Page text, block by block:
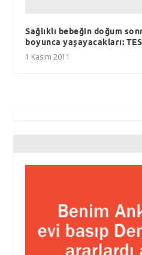
Sağlıklı bebeğin doğum
boyunca yaşayacakları:
1 Kasım 2011